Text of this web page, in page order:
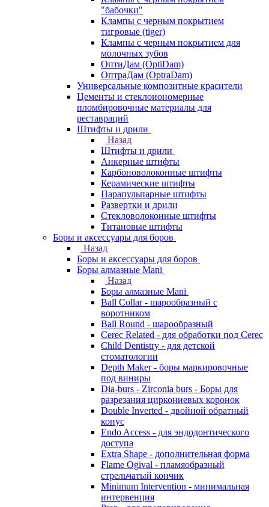
"бабочки"
Клампы с черным покрытием
тигровые (tiger)
Клампы с черным покрытием для
молочных зубов
ОптиДам (OptiDam)
ОптраДам (OptraDam)
Универсальные композитные красители
Цементы и стеклоиономерные
пломбировочные материалы для
реставраций
Штифты и дрили
Назад
Штифты и дрили
Анкерные штифты
Карбоноволоконные штифты
Керамические штифты
Парапульпарные штифты
Развертки и дрили
Стекловолоконные штифты
Титановые штифты
Боры и аксессуары для боров
Назад
Боры и аксессуары для боров
Боры алмазные Mani
Назад
Боры алмазные Mani
Ball Collar - шарообразный c
воротником
Ball Round - шарообразный
Cerec Related - для обработки под Cerec
Child Dentistry - для детской
стоматологии
Depth Maker - боры маркировочные
под виниры
Dia-burs - Zirconia burs - Боры для
разрезания циркониевых коронок
Double Inverted - двойной обратный
конус
Endo Access - для эндодонтического
доступа
Extra Shape - дополнительная форма
Flame Ogival - пламяобразный
стрельчатый кончик
Minimum Intervention - минимальная
интервенция